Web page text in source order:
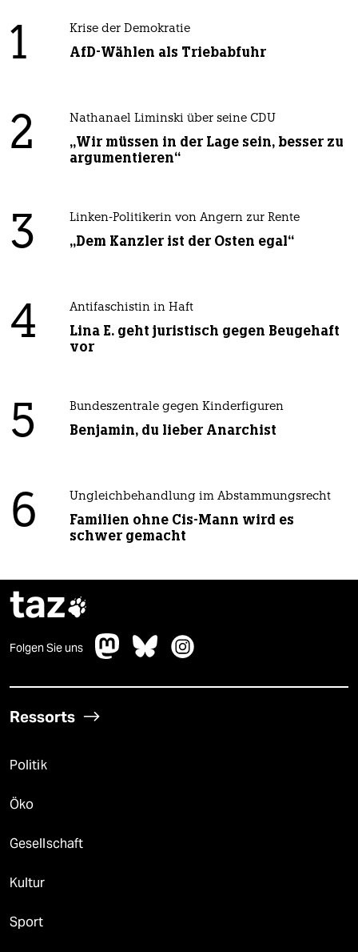
1 Krise der Demokratie
AfD-Wählen als Triebabfuhr
2 Nathanael Liminski über seine CDU
„Wir müssen in der Lage sein, besser zu
argumentieren“
3 Linken-Politikerin von Angern zur Rente
„Dem Kanzler ist der Osten egal“
4 Antifaschistin in Haft
Lina E. geht juristisch gegen Beugehaft
vor
5 Bundeszentrale gegen Kinderfiguren
Benjamin, du lieber Anarchist
6 Ungleichbehandlung im Abstammungsrecht
Familien ohne Cis-Mann wird es
schwer gemacht
taz
Folgen Sie uns
Ressorts
Politik
Öko
Gesellschaft
Kultur
Sport